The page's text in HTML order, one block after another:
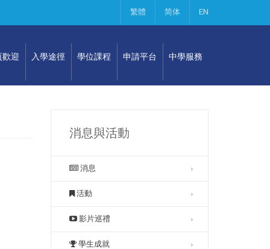
繁體 简体 EN
歡迎 入學途徑 學位課程 申請平台 中學服務
消息與活動
消息
活動
影片巡禮
學生成就